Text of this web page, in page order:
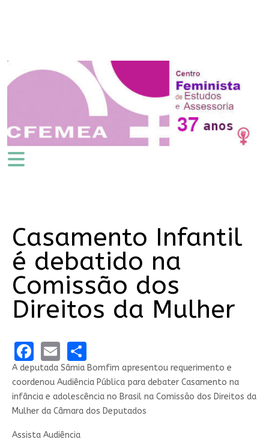
Casamento Infantil
é debatido na
Comissão dos
Direitos da Mulher
Facebook
EmailShare
A deputada Sâmia Bomfim apresentou requerimento e
coordenou Audiência Pública para debater Casamento na
infância e adolescência no Brasil na Comissão dos Direitos da
Mulher da Câmara dos Deputados
Assista Audiência